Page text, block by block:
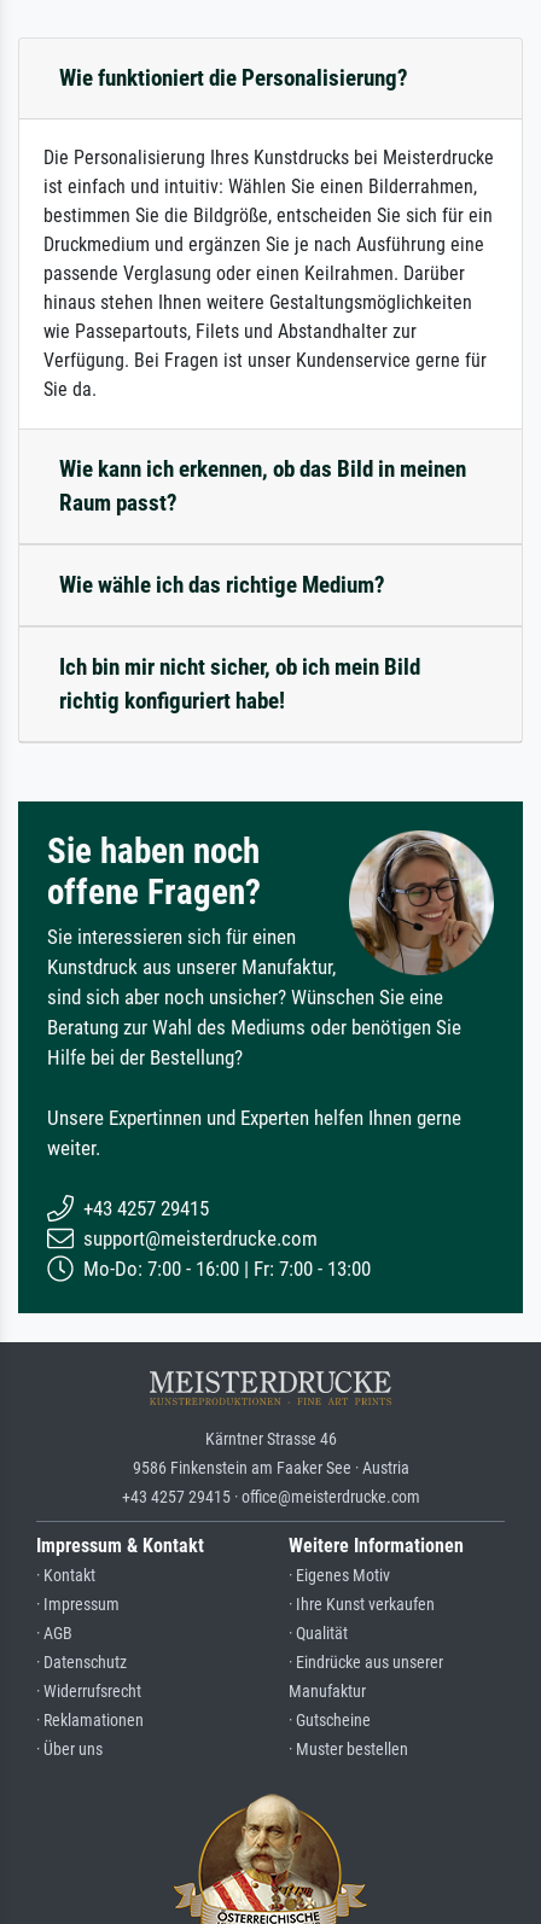
Wie funktioniert die Personalisierung?
Die Personalisierung Ihres Kunstdrucks bei Meisterdrucke
ist einfach und intuitiv: Wählen Sie einen Bilderrahmen,
bestimmen Sie die Bildgröße, entscheiden Sie sich für ein
Druckmedium und ergänzen Sie je nach Ausführung eine
passende Verglasung oder einen Keilrahmen. Darüber
hinaus stehen Ihnen weitere Gestaltungsmöglichkeiten
wie Passepartouts, Filets und Abstandhalter zur
Verfügung. Bei Fragen ist unser Kundenservice gerne für
Sie da.
Wie kann ich erkennen, ob das Bild in meinen
Raum passt?
Wie wähle ich das richtige Medium?
Ich bin mir nicht sicher, ob ich mein Bild
richtig konfiguriert habe!
Sie haben noch
offene Fragen?
Sie interessieren sich für einen
Kunstdruck aus unserer Manufaktur,
sind sich aber noch unsicher? Wünschen Sie eine
Beratung zur Wahl des Mediums oder benötigen Sie
Hilfe bei der Bestellung?
Unsere Expertinnen und Experten helfen Ihnen gerne
weiter.
+43 4257 29415
support@meisterdrucke.com
Mo-Do: 7:00 - 16:00 | Fr: 7:00 - 13:00
Kärntner Strasse 46
9586 Finkenstein am Faaker See · Austria
+43 4257 29415 · office@meisterdrucke.com
Impressum & Kontakt
· Kontakt
· Impressum
· AGB
· Datenschutz
· Widerrufsrecht
· Reklamationen
· Über uns
Weitere Informationen
· Eigenes Motiv
· Ihre Kunst verkaufen
· Qualität
· Eindrücke aus unserer
Manufaktur
· Gutscheine
· Muster bestellen